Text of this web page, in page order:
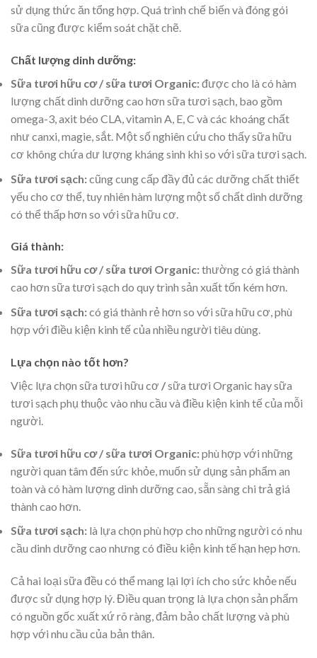
sử dụng thức ăn tổng hợp. Quá trình chế biến và đóng gói
sữa cũng được kiểm soát chặt chẽ.
Chất lượng dinh dưỡng:
Sữa tươi hữu cơ / sữa tươi Organic:được cho là có hàm
lượng chất dinh dưỡng cao hơn sữa tươi sạch, bao gồm
omega-3, axit béo CLA, vitamin A, E, C và các khoáng chất
như canxi, magie, sắt. Một số nghiên cứu cho thấy sữa hữu
cơ không chứa dư lượng kháng sinh khi so với sữa tươi sạch.
Sữa tươi sạch:cũng cung cấp đầy đủ các dưỡng chất thiết
yếu cho cơ thể, tuy nhiên hàm lượng một số chất dinh dưỡng
có thể thấp hơn so với sữa hữu cơ.
Giá thành:
Sữa tươi hữu cơ / sữa tươi Organic:thường có giá thành
cao hơn sữa tươi sạch do quy trình sản xuất tốn kém hơn.
Sữa tươi sạch:có giá thành rẻ hơn so với sữa hữu cơ, phù
hợp với điều kiện kinh tế của nhiều người tiêu dùng.
Lựa chọn nào tốt hơn?
Việc lựa chọn sữa tươi hữu cơ /sữa tươi Organic hay sữa
tươi sạch phụ thuộc vào nhu cầu và điều kiện kinh tế của mỗi
người.
Sữa tươi hữu cơ / sữa tươi Organic:phù hợp với những
người quan tâm đến sức khỏe, muốn sử dụng sản phẩm an
toàn và có hàm lượng dinh dưỡng cao, sẵn sàng chi trả giá
thành cao hơn.
Sữa tươi sạch: là lựa chọn phù hợp cho những người có nhu
cầu dinh dưỡng cao nhưng có điều kiện kinh tế hạn hẹp hơn.
Cả hai loại sữa đều có thể mang lại lợi ích cho sức khỏe nếu
được sử dụng hợp lý. Điều quan trọng là lựa chọn sản phẩm
có nguồn gốc xuất xứ rõ ràng, đảm bảo chất lượng và phù
hợp với nhu cầu của bản thân.